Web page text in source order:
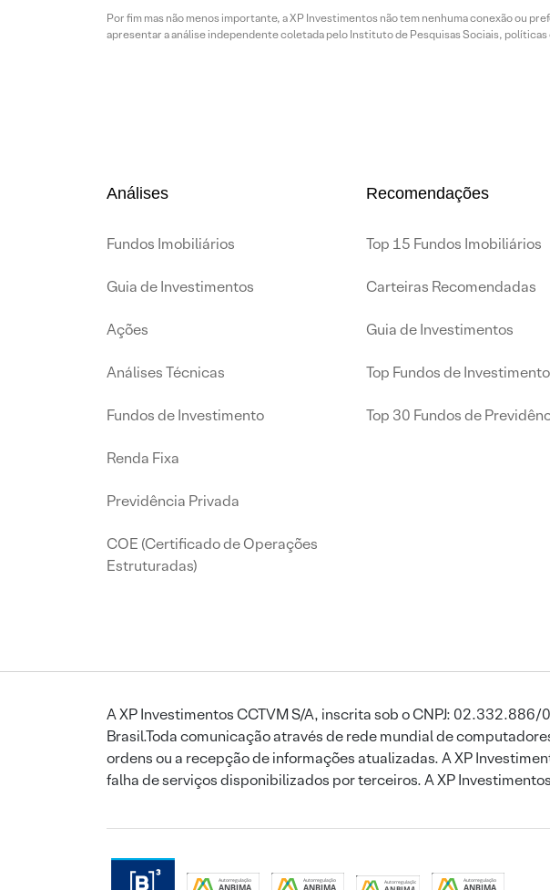
Por fim mas não menos importante, a XP Investimentos não tem nenhuma conexão ou
apresentar a análise independente coletada pelo Instituto de Pesquisas Sociais,
Análises
Fundos Imobiliários
Guia de Investimentos
Ações
Análises Técnicas
Fundos de Investimento
Renda Fixa
Previdência Privada
COE (Certificado de Operações
Estruturadas)
Recomendações
Top 15 Fundos Imobiliários
Carteiras Recomendadas
Guia de Investimentos
Top Fundos de Investimento
Top 30 Fundos de
A XP Investimentos CCTVM S/A, inscrita sob o CNPJ:
Brasil.Toda comunicação através de rede mundial de
ordens ou a recepção de informações atualizadas. A XP
falha de serviços disponibilizados por terceiros. A XP